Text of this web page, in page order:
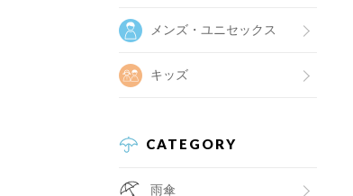
メンズ・ユニセックス
キッズ
CATEGORY
雨傘